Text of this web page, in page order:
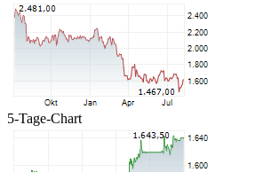
5-Tage-Chart